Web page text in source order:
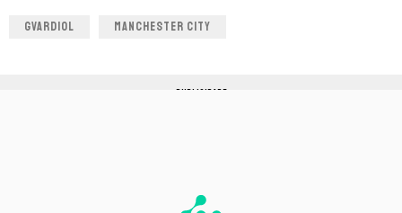
GVARDIOL MANCHESTER CITY
PUBLICIDADE